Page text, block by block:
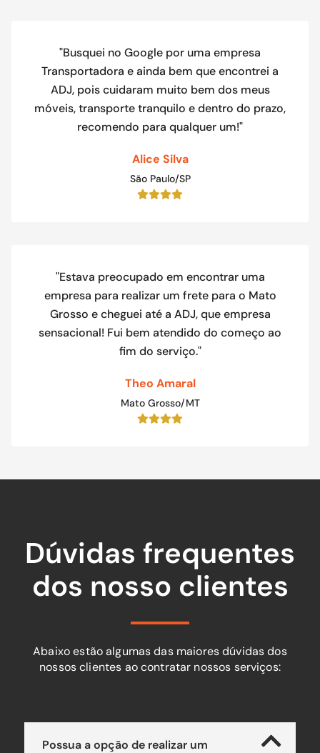
"Busquei no Google por uma empresa
Transportadora e ainda bem que encontrei a
ADJ, pois cuidaram muito bem dos meus
móveis, transporte tranquilo e dentro do prazo,
recomendo para qualquer um!"
Alice Silva
São Paulo/SP
"Estava preocupado em encontrar uma
empresa para realizar um frete para o Mato
Grosso e cheguei até a ADJ, que empresa
sensacional! Fui bem atendido do começo ao
fim do serviço."
Theo Amaral
Mato Grosso/MT
Dúvidas frequentes
dos nosso clientes
Abaixo estão algumas das maiores dúvidas dos
nossos clientes ao contratar nossos serviços:
Possua a opção de realizar um